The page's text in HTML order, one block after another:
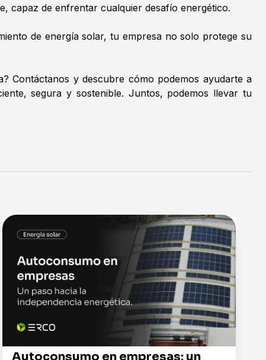
capaz de enfrentar cualquier desafío energético.
de energía solar, tu empresa no solo protege su
Contáctanos y descubre cómo podemos ayudarte a
segura y sostenible. Juntos, podemos llevar tu
Autoconsumo en empresas: un